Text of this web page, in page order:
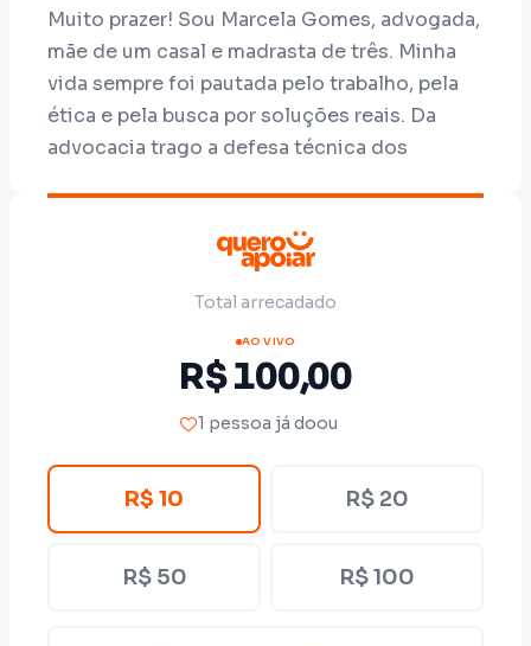
Muito prazer! Sou Marcela Gomes, advogada,
mãe de um casal e madrasta de três. Minha
vida sempre foi pautada pelo trabalho, pela
ética e pela busca por soluções reais. Da
advocacia trago a defesa técnica dos
Decidi dar um passo à frente e me colocar
Partido NOVO. Não para ser mais uma
voz na política, mas para trazer uma
feminina autêntica, equilibrada e firme
nosso estado. Uma visão que entende que a
verdadeira transformação nasce da
correto e do compromisso com o futuro das
Total arrecadado
AO VIVO
R$ 100,00
1 pessoa já doou
R$ 10 R$ 20
R$ 50 R$ 100